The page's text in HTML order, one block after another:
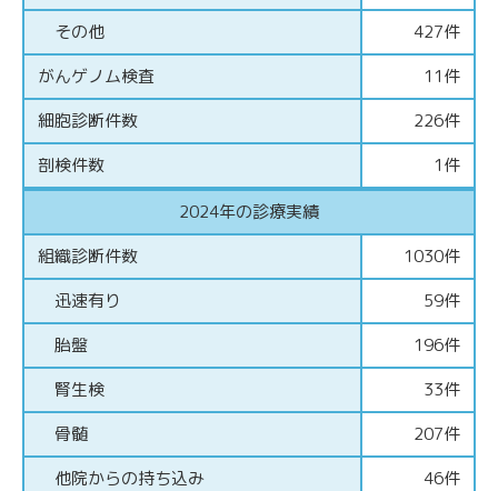
その他
427件
がんゲノム検査
11件
細胞診断件数
226件
剖検件数
1件
2024年の診療実績
組織診断件数
1030件
迅速有り
59件
胎盤
196件
腎生検
33件
骨髄
207件
他院からの持ち込み
46件